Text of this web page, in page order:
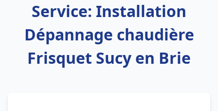
Service: Installation
Dépannage chaudière
Frisquet Sucy en Brie